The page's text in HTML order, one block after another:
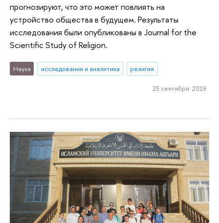
прогнозируют, что это может повлиять на
устройство общества в будущем. Результаты
исследования были опубликованы в Journal for the
Scientific Study of Religion.
Наука исследования и аналитика религия
25 сентября 2019